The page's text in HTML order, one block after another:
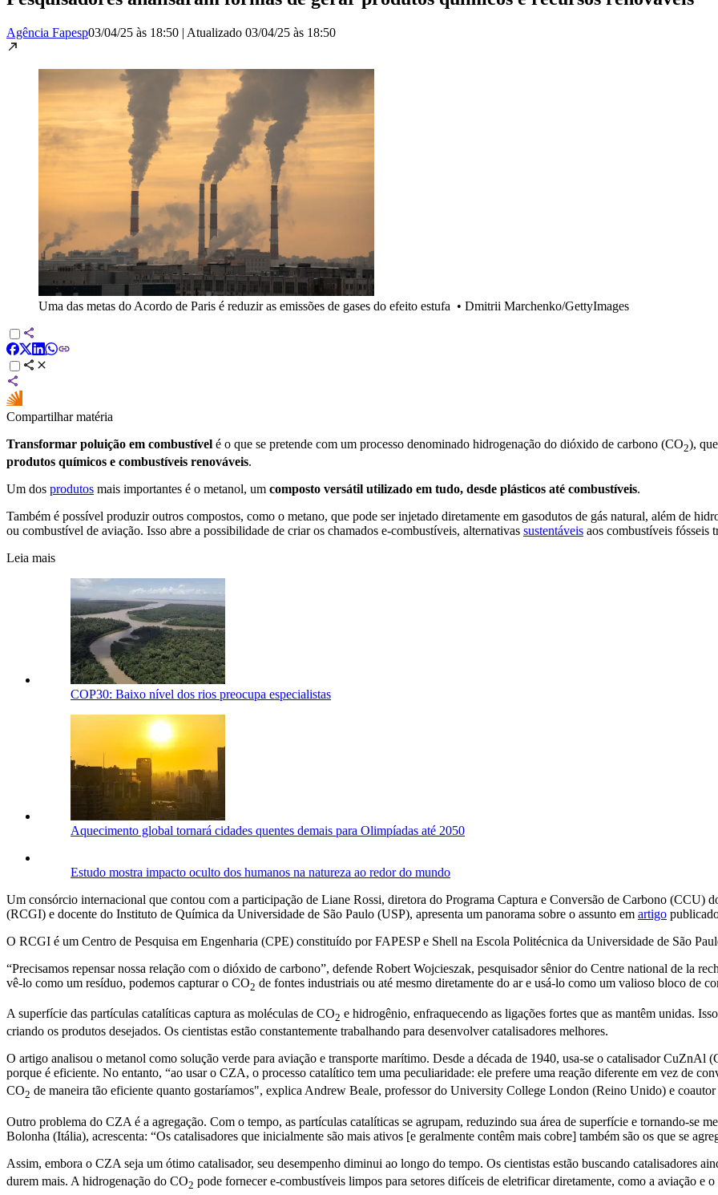
Agência Fapesp03/04/25 às 18:50 | Atualizado 03/04/25 às 18:50
Uma das metas do Acordo de Paris é reduzir as emissões de gases do efeito estufa • Dmitrii Marchenko/GettyImages
Compartilhar matéria
Transformar poluição em combustível é o que se pretende com um processo denominado hidrogenação do dióxido de carbono (CO2),
produtos químicos e combustíveis renováveis.
Um dos produtos mais importantes é o metanol, um composto versátil utilizado em tudo, desde plásticos até combustíveis.
Também é possível produzir outros compostos, como o metano, que pode ser injetado diretamente em gasodutos de gás natural, além de
ou combustível de aviação. Isso abre a possibilidade de criar os chamados e-combustíveis, alternativas sustentáveis aos combustíveis fósseis
Leia mais
COP30: Baixo nível dos rios preocupa especialistas
Aquecimento global tornará cidades quentes demais para Olimpíadas até 2050
Estudo mostra impacto oculto dos humanos na natureza ao redor do mundo
Um consórcio internacional que contou com a participação de Liane Rossi, diretora do Programa Captura e Conversão de Carbono (CCU)
(RCGI) e docente do Instituto de Química da Universidade de São Paulo (USP), apresenta um panorama sobre o assunto em artigo
O RCGI é um Centro de Pesquisa em Engenharia (CPE) constituído por FAPESP e Shell na Escola Politécnica da Universidade de São
“Precisamos repensar nossa relação com o dióxido de carbono”, defende Robert Wojcieszak, pesquisador sênior do Centre national de la
vê-lo como um resíduo, podemos capturar o CO2 de fontes industriais ou até mesmo diretamente do ar e usá-lo como um valioso bloco de
A superfície das partículas catalíticas captura as moléculas de CO2 e hidrogênio, enfraquecendo as ligações fortes que as mantêm unidas.
criando os produtos desejados. Os cientistas estão constantemente trabalhando para desenvolver catalisadores melhores.
O artigo analisou o metanol como solução verde para aviação e transporte marítimo. Desde a década de 1940, usa-se o catalisador
porque é eficiente. No entanto, “ao usar o CZA, o processo catalítico tem uma peculiaridade: ele prefere uma reação diferente em vez de
CO2 de maneira tão eficiente quanto gostaríamos", explica Andrew Beale, professor do University College London (Reino Unido) e
Outro problema do CZA é a agregação. Com o tempo, as partículas catalíticas se agrupam, reduzindo sua área de superfície e tornando-se
Bolonha (Itália), acrescenta: “Os catalisadores que inicialmente são mais ativos [e geralmente contêm mais cobre] também são os que se
Assim, embora o CZA seja um ótimo catalisador, seu desempenho diminui ao longo do tempo. Os cientistas estão buscando catalisadores
durem mais. A hidrogenação do CO2 pode fornecer e-combustíveis limpos para setores difíceis de eletrificar diretamente, como a aviação e